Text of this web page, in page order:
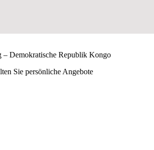
– Demokratische Republik Kongo
Sie persönliche Angebote